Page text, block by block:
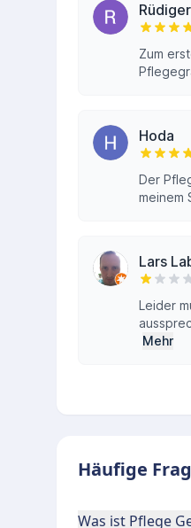
Zum
Hoda
Der
meinem
Lars
Leider
Mehr
Häufige
Was ist Pflege